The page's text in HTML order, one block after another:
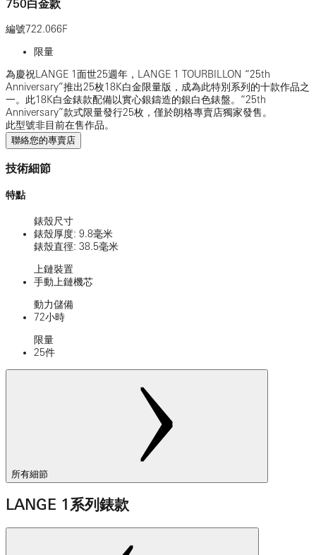
750白金款
編號722.066F
限量
為慶祝LANGE 1面世25週年，LANGE 1 TOURBILLON “25th
Anniversary”推出25枚18K白金限量版，成為此特別系列的十款作品之
一。此18K白金錶款配備以實心銀鑄造的銀白色錶盤。“25th
Anniversary”款式限量發行25枚，僅於朗格專賣店獨家發售。
此型號非目前在售作品。
聯絡您的專賣店
技術細節
特點
錶殼尺寸
錶殼厚度: 9.8毫米
錶殼直徑: 38.5毫米
上鏈裝置
手動上鏈機芯
動力儲備
72小時
限量
25件
所有細節
LANGE 1系列錶款